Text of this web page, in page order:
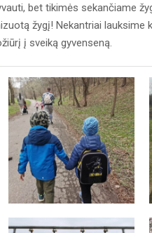
bet tikimės sekančiame
žygį! Nekantriai lauksime
į sveiką gyvenseną.